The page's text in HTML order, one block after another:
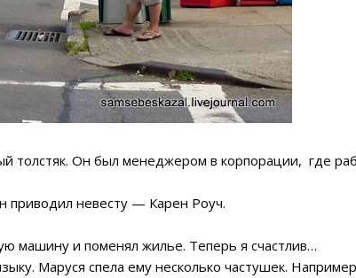
толстяк. Он был менеджером в корпорации, где
невесту — Карен Роуч.
машину и поменял жилье. Теперь я счастлив…
Маруся спела ему несколько частушек.